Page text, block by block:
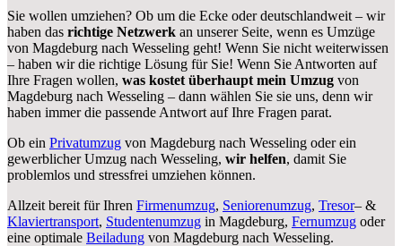
Sie wollen umziehen? Ob um die Ecke oder deutschlandweit – wir
haben das richtige Netzwerk an unserer Seite, wenn es Umzüge
von Magdeburg nach Wesseling geht! Wenn Sie nicht weiterwissen
– haben wir die richtige Lösung für Sie! Wenn Sie Antworten auf
Ihre Fragen wollen, was kostet überhaupt mein Umzug von
Magdeburg nach Wesseling – dann wählen Sie sie uns, denn wir
haben immer die passende Antwort auf Ihre Fragen parat.
Ob ein Privatumzug von Magdeburg nach Wesseling oder ein
gewerblicher Umzug nach Wesseling, wir helfen, damit Sie
problemlos und stressfrei umziehen können.
Allzeit bereit für Ihren Firmenumzug, Seniorenumzug, Tresor– &
Klaviertransport, Studentenumzug in Magdeburg, Fernumzug oder
eine optimale Beiladung von Magdeburg nach Wesseling.